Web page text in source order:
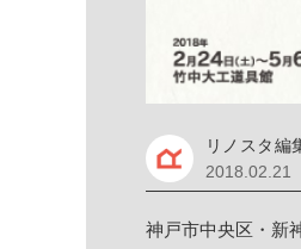
リノスタ編
2018.02.21
神戸市中央区・新